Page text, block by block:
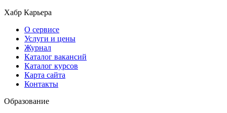
Хабр Карьера
О сервисе
Услуги и цены
Журнал
Каталог вакансий
Каталог курсов
Карта сайта
Контакты
Образование